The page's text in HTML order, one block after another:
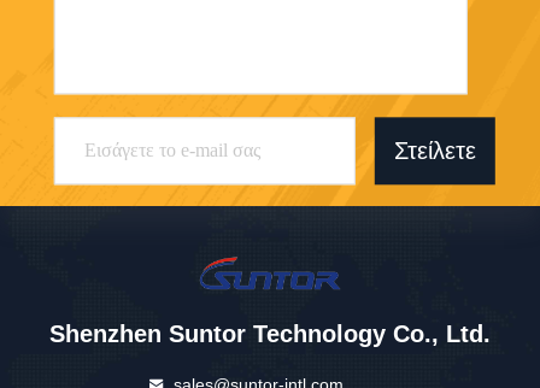
Στείλετε
Shenzhen Suntor Technology Co., Ltd.
sales@suntor-intl.com